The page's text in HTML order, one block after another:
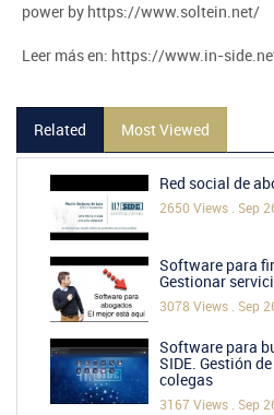
power by https://www.soltein.net/
Leer más en: https://www.in-
Related Most Viewed
Red social de
2650 Views . Sep
Software para
Gestionar
3078 Views . Sep
Software para
SIDE. Gestión
colegas
3167 Views . Sep